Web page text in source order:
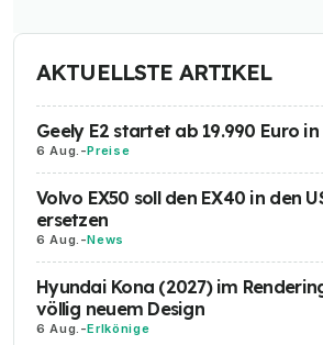
AKTUELLSTE ARTIKEL
Geely E2 startet ab 19.990 Euro
6 Aug. -Preise
Volvo EX50 soll den EX40 in den
ersetzen
6 Aug. -News
Hyundai Kona (2027) im
völlig neuem Design
6 Aug. -Erlkönige